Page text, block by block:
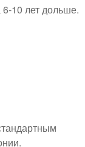
10 лет дольше.